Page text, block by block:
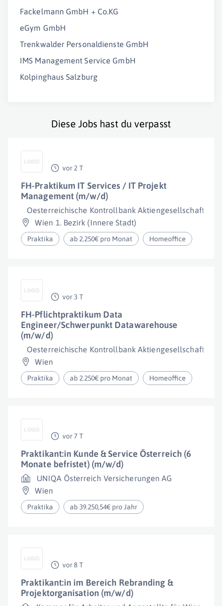
Fackelmann GmbH + Co.KG
eGym GmbH
Trenkwalder Personaldienste GmbH
IMS Management Service GmbH
Kolpinghaus Salzburg
Diese Jobs hast du verpasst
vor 2 T
FH-Praktikum IT Services / IT Projekt
Management (m/w/d)
Oesterreichische Kontrollbank Aktiengesellschaft
Wien 1. Bezirk (Innere Stadt)
Praktika ab 2.250€ pro Monat Homeoffice
vor 3 T
FH-Pflichtpraktikum Data
Engineer/Schwerpunkt Datawarehouse
(m/w/d)
Oesterreichische Kontrollbank Aktiengesellschaft
Wien
Praktika ab 2.250€ pro Monat Homeoffice
vor 7 T
Praktikant:in Kunde & Service Österreich (6
Monate befristet) (m/w/d)
UNIQA Österreich Versicherungen AG
Wien
Praktika ab 39.250,54€ pro Jahr
vor 8 T
Praktikant:in im Bereich Rebranding &
Projektorganisation (m/w/d)